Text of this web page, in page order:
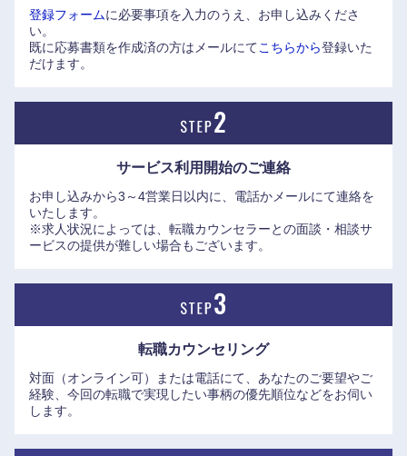
職種によっては金融機関未経験者も歓迎しており、同行に新
しい知見をもたらす人材を広く募集中。
※（株）エリートネットワークHPにインタビューを掲載して
おります。是非ご覧ください。
ループCAO 兼 監査部長（当時）：吉藤 茂氏、株式会社三菱
UFJ銀行 監査部 監査グループ 次長：平野 哲也氏
https://www.elite-network.co.jp/interview_kigyo/116.html
●執行役員 システム本部長 兼 CISO：亀田 浩樹氏
●執行役員 ソリューションプロダクツ部長：小野寺 雅史（ま
さし）氏、ソリューションプロダクツ部 企画グループ 次
https://www.elite-network.co.jp/interview_kigyo/122.html
●サステナブルビジネス部 業務推進グループ 次長：太田 悟史
氏、サステナブルビジネス部 企画開発グループ 次長：小野
https://www.elite-network.co.jp/interview_kigyo/mufg-
登録フォームに必要事項を入力のうえ、お申し込みくださ
い。
既に応募書類を作成済の方はメールにてこちらから登録いた
だけます。
サービス利用開始のご連絡
お申し込みから3～4営業日以内に、電話かメールにて連絡を
いたします。
※求人状況によっては、転職カウンセラーとの面談・相談サ
ービスの提供が難しい場合もございます。
転職カウンセリング
対面（オンライン可）または電話にて、あなたのご要望やご
経験、今回の転職で実現したい事柄の優先順位などをお伺い
します。
中国・四国地方